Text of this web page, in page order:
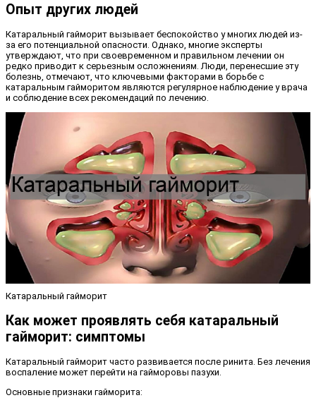
Опыт других людей
Катаральный гайморит вызывает беспокойство у многих людей из-
за его потенциальной опасности. Однако, многие эксперты
утверждают, что при своевременном и правильном лечении он
редко приводит к серьезным осложнениям. Люди, перенесшие эту
болезнь, отмечают, что ключевыми факторами в борьбе с
катаральным гайморитом являются регулярное наблюдение у врача
и соблюдение всех рекомендаций по лечению.
Катаральный гайморит
Как может проявлять себя катаральный
гайморит: симптомы
Катаральный гайморит часто развивается после ринита. Без лечения
воспаление может перейти на гайморовы пазухи.
Основные признаки гайморита: